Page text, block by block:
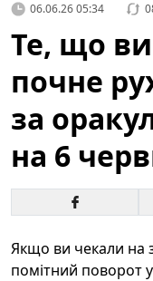
06.06.26 05:34
Те, що
почне
за
на 6
Якщо ви чекали на
помітний поворот